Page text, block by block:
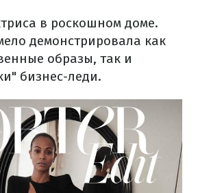
в роскошном доме.
демонстрировала как
образы, так и
бизнес-леди.